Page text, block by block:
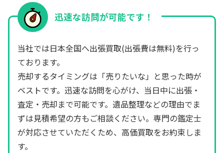
迅速な訪問が可能です！
当社では日本全国へ出張買取(出張費は無料)を行っ
ております。
売却するタイミングは「売りたいな」と思った時が
ベストです。迅速な訪問を心がけ、当日中に出張・
査定・売却まで可能です。遺品整理などの理由でま
ずは見積希望の方もご相談ください。専門の鑑定士
が対応させていただくため、高価買取をお約束しま
す。